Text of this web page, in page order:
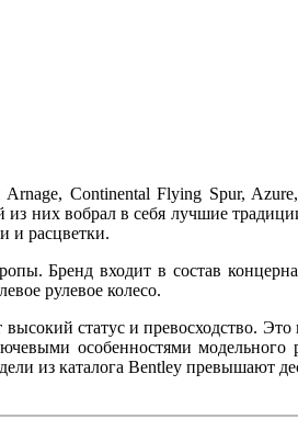
Continental Flying Spur,
них вобрал в себя лучшие
и расцветки.
Бренд входит в состав
рулевое колесо.
статус и превосходство.
особенностями модельного
из каталога Bentley превышают